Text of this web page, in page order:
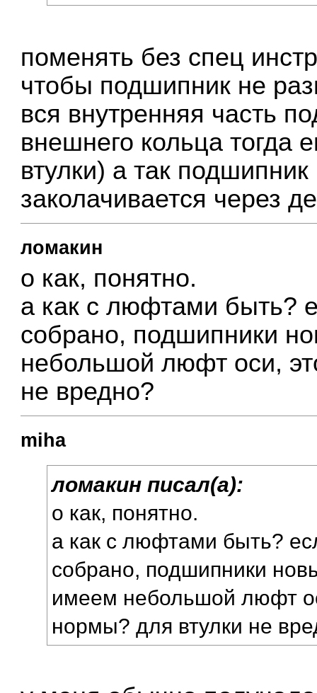
поменять без спец
чтобы подшипник не
вся внутренняя часть
внешнего кольца тогда
втулки) а так
заколачивается через
ломакин
о как, понятно.
а как с люфтами быть?
собрано, подшипники
небольшой люфт оси,
не вредно?
miha
ломакин писал(а):
о как, понятно.
а как с люфтами быть?
собрано, подшипники
имеем небольшой люфт
нормы? для втулки не